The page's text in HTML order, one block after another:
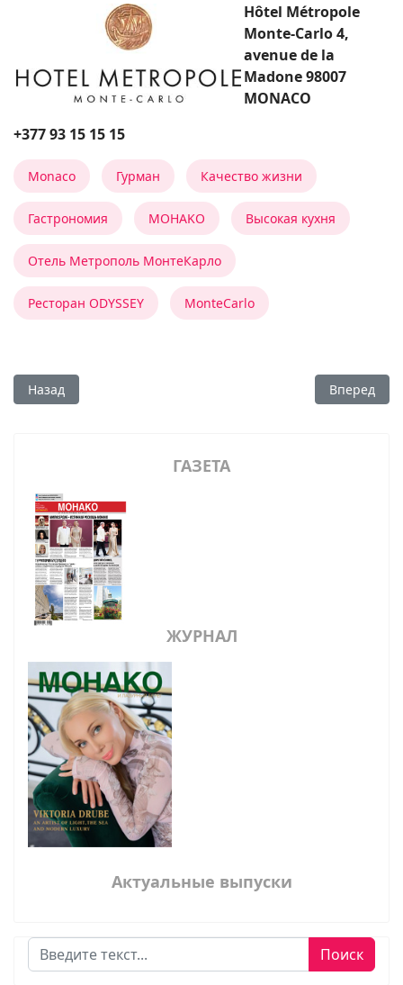
Hôtel Métropole
Monte-Carlo 4,
avenue de la
Madone 98007
MONACO
+377 93 15 15 15
Monaco Гурман Качество жизни
Гастрономия MOHAKO Высокая кухня
Отель Метрополь МонтеКарло
Ресторан ODYSSEY MonteCarlo
Предыдущий: Летнее очарование ODYSSEY
Назад Вперед
ГАЗЕТА
ЖУРНАЛ
Актуальные выпуски
Поиск Поиск